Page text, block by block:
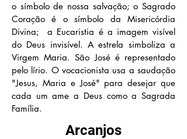
o símbolo de nossa salvação; o Sagrado
Coração é o símbolo da Misericórdia
Divina; a Eucaristia é a imagem visível
do Deus invisível. A estrela simboliza a
Virgem Maria. São José é representado
pelo lírio. O vocacionista usa a saudação
"Jesus, Maria e José" para desejar que
cada um ame a Deus como a Sagrada
Família.
Arcanjos